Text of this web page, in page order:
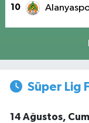
10
Süper Lig
14 Ağustos,